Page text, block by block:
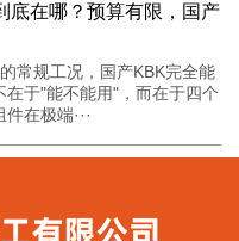
底在哪？预算有限，国产
常规工况，国产KBK完全能
于"能不能用"，而在于四个
在极端···